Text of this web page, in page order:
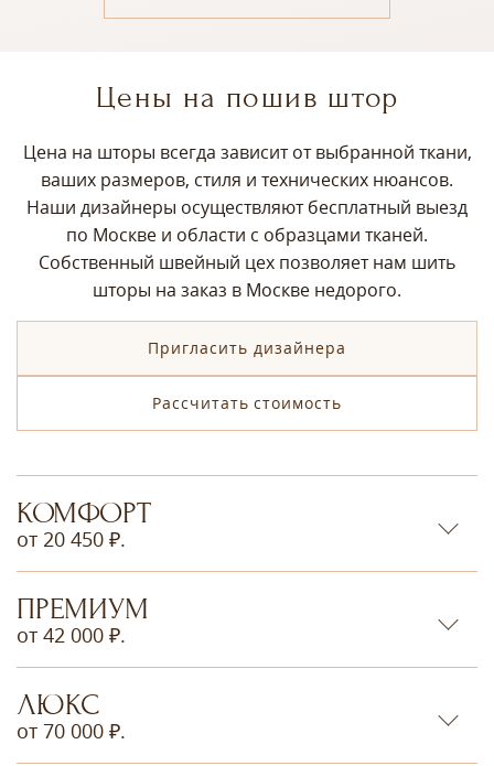
Цены на пошив штор
Цена на шторы всегда зависит от выбранной ткани,
ваших размеров, стиля и технических нюансов.
Наши дизайнеры осуществляют бесплатный выезд
по Москве и области с образцами тканей.
Собственный швейный цех позволяет нам шить
шторы на заказ в Москве недорого.
Пригласить дизайнера
Рассчитать стоимость
КОМФОРТ
от 20 450 ₽.
ПРЕМИУМ
от 42 000 ₽.
ЛЮКС
от 70 000 ₽.